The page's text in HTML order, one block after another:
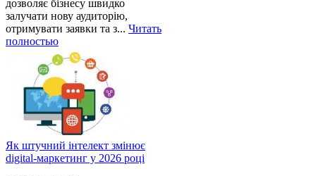
дозволяє бізнесу швидко
залучати нову аудиторію,
отримувати заявки та з... Читать
полностью
Як штучний інтелект змінює
digital-маркетинг у 2026 році